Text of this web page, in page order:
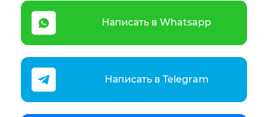
Написать в Whatsapp
Написать в Telegram